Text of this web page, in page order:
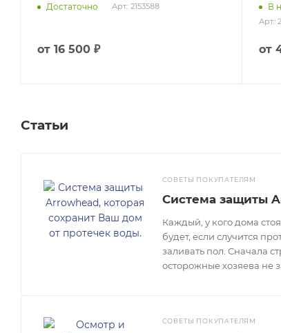
Достаточно Арт.: 2153588
от 16 500 ₽
В
Арт.:
от
Статьи
СОВЕТЫ ПОКУПАТЕЛЯМ
Система защиты
Каждый, у кого дома
будет, если случится
заливать пол. Сначала
осторожные хозяева не
СОВЕТЫ ПОКУПАТЕЛЯМ